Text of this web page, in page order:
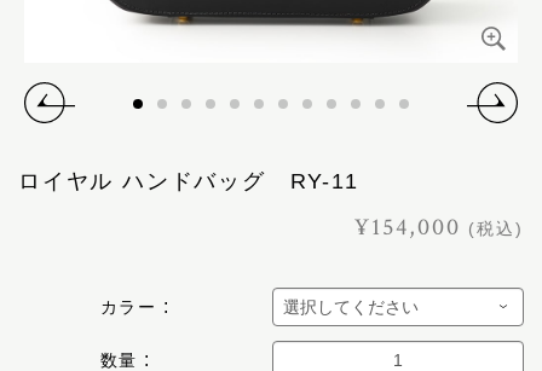
ロイヤル ハンドバッグ RY-11
¥154,000 (税込)
カラー
数量